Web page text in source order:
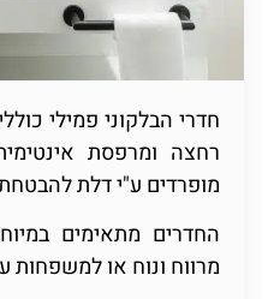
חדרי הבלקוני פמילי
רחצה ומרפסת
מופרדים ע"י דלת
החדרים מתאימים
מרווח ונוח או למשפחות עם זוג